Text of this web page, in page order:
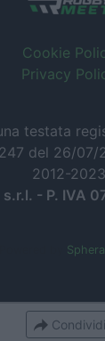
Cookie
Privacy
testata
del 26/07/
2012-2023
s.r.l. - P. IVA
Condividi